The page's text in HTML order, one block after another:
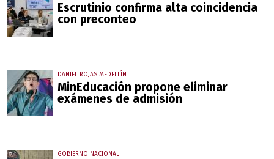
Escrutinio confirma alta coincidencia
con preconteo
DANIEL ROJAS MEDELLÍN
MinEducación propone eliminar
exámenes de admisión
GOBIERNO NACIONAL